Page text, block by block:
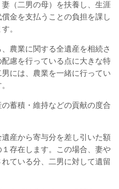
（二男の母）を扶養し、生涯
金を支払うことの負担を課し
。
農業に関する全遺産を相続さ
慮を行っている点に大きな特
には、農業を一緒に行ってい
蓄積・維持などの貢献の度合
産から寄与分を差し引いた額
存在します。この場合、妻や
ている分、二男に対して遺留